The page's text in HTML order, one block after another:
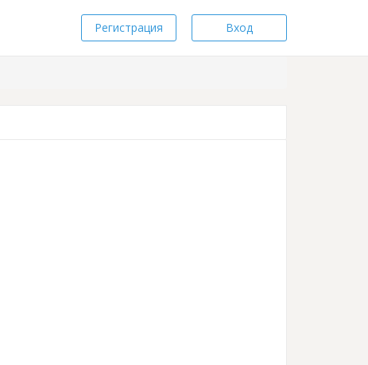
Регистрация Вход